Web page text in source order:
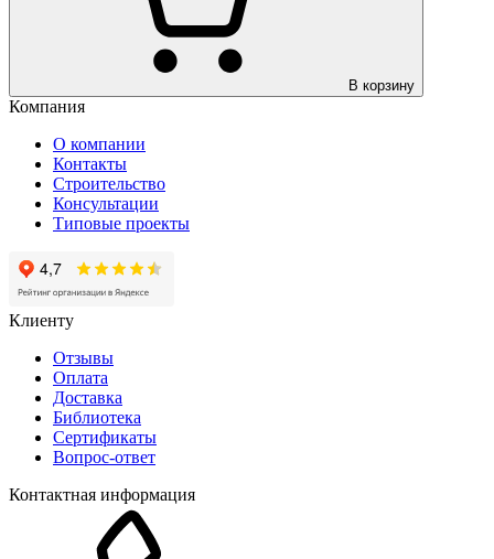
В корзину
Компания
О компании
Контакты
Строительство
Консультации
Типовые проекты
Клиенту
Отзывы
Оплата
Доставка
Библиотека
Сертификаты
Вопрос-ответ
Контактная информация